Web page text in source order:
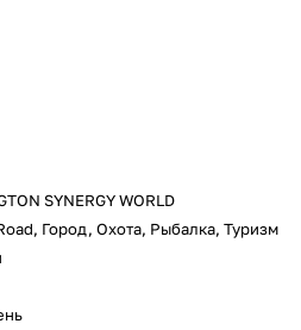
SYNERGY WORLD
, Город,Охота, Рыбалка,Туризм